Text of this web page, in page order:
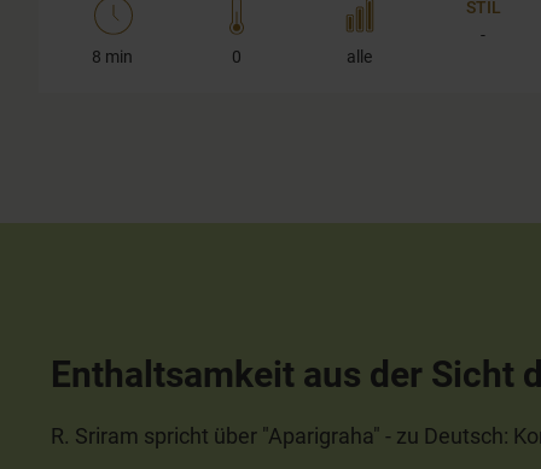
seconds
Volume
8 min 0 alle
STIL
-
Enthaltsamkeit aus der Sicht
R. Sriram spricht über "Aparigraha" - zu Deutsch: